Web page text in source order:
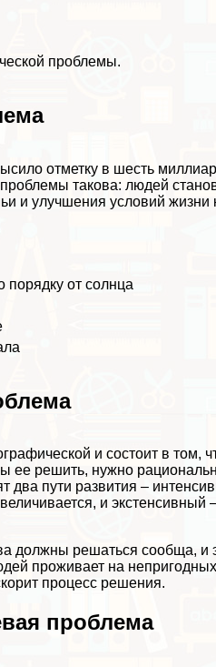
проблемы.
отметку в шесть
проблемы такова: людей
и улучшения условий жизни
от солнца
и состоит в том,
ее решить, нужно
пути развития –
и экстенсивный
должны решаться сообща, и
проживает на
процесс решения.
проблема